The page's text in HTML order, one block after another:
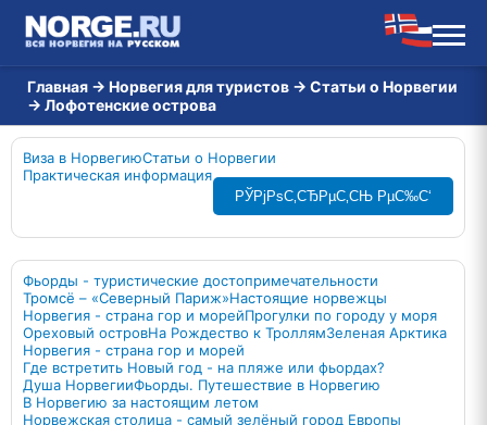
Главная → Норвегия для туристов → Статьи о Норвегии
→ Лофотенские острова
Виза в НорвегиюСтатьи о Норвегии
Практическая информация
РЎРјРѕС‚СЂРµС‚СЊ РµС‰С‘
Фьорды - туристические достопримечательности
Тромсё – «Северный Париж»Настоящие норвежцы
Норвегия - страна гор и морейПрогулки по городу у моря
Ореховый островНа Рождество к ТроллямЗеленая Арктика
Норвегия - страна гор и морей
Где встретить Новый год - на пляже или фьордах?
Душа НорвегииФьорды. Путешествие в Норвегию
В Норвегию за настоящим летом
Норвежская столица - самый зелёный город Европы